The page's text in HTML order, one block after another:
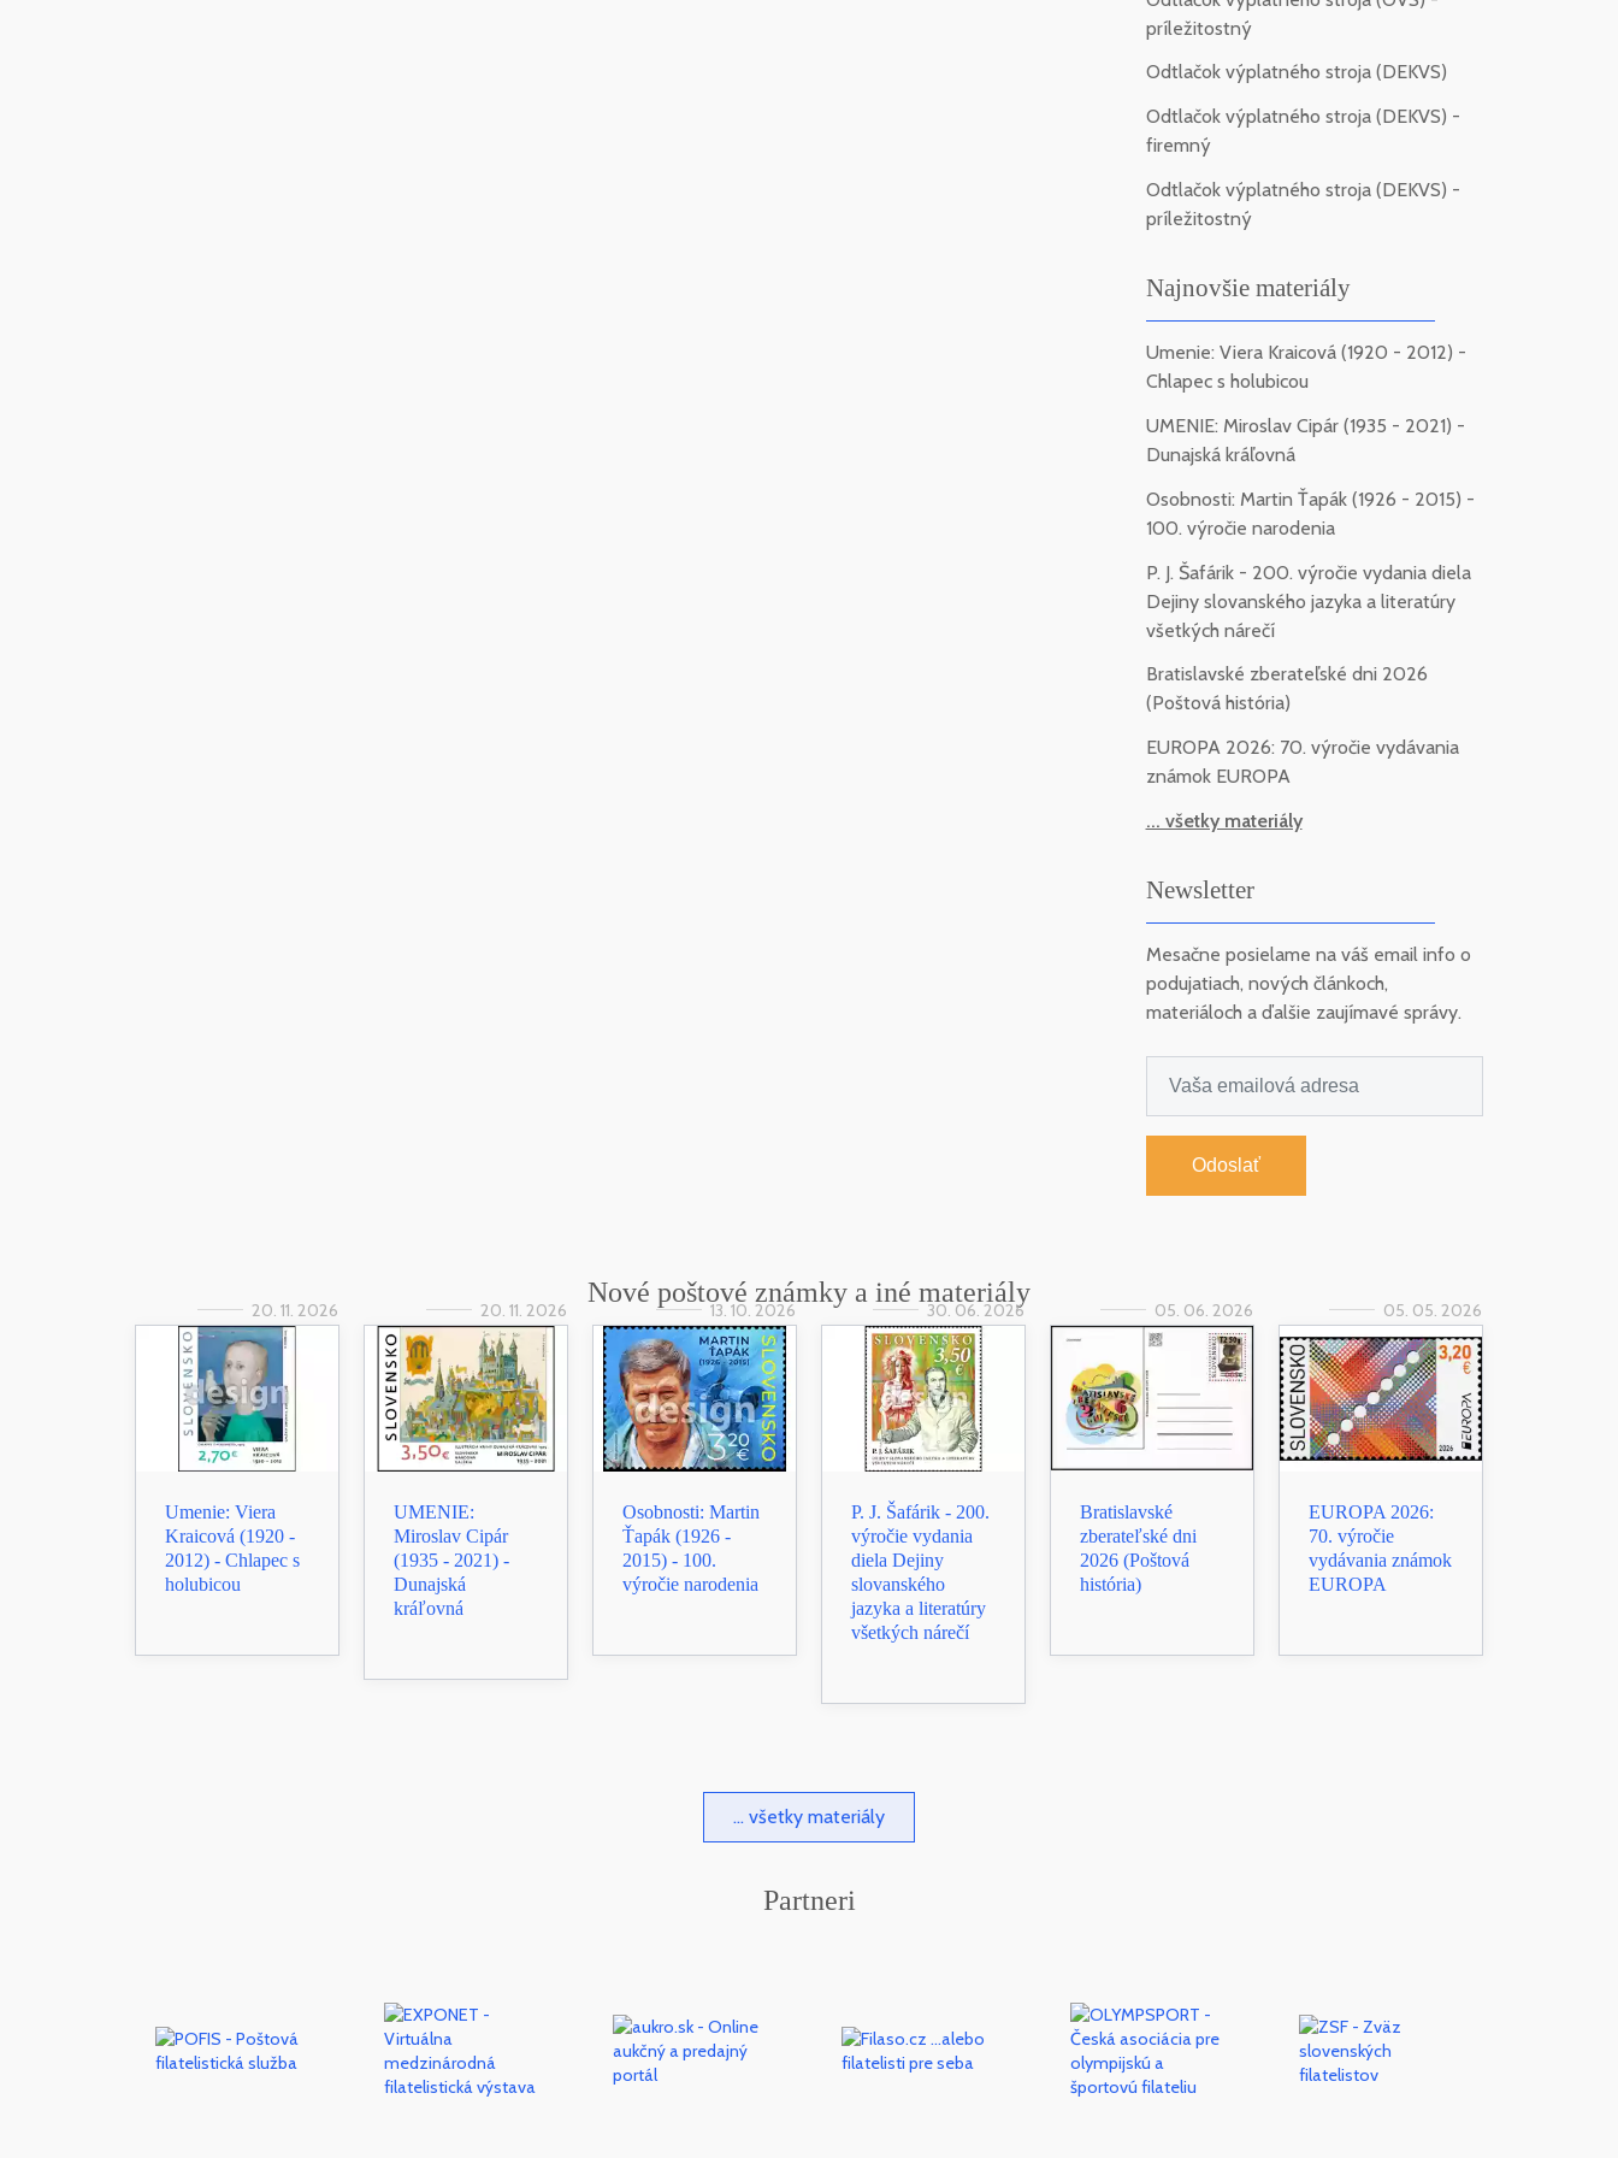
príležitostný
Odtlačok výplatného stroja (DEKVS)
Odtlačok výplatného stroja (DEKVS) -
firemný
Odtlačok výplatného stroja (DEKVS) -
príležitostný
Najnovšie materiály
Umenie: Viera Kraicová (1920 - 2012) -
Chlapec s holubicou
UMENIE: Miroslav Cipár (1935 - 2021) -
Dunajská kráľovná
Osobnosti: Martin Ťapák (1926 - 2015) -
100. výročie narodenia
P. J. Šafárik - 200. výročie vydania diela
Dejiny slovanského jazyka a literatúry
všetkých nárečí
Bratislavské zberateľské dni 2026
(Poštová história)
EUROPA 2026: 70. výročie vydávania
známok EUROPA
... všetky materiály
Newsletter
Mesačne posielame na váš email info o
podujatiach, nových článkoch,
materiáloch a ďalšie zaujímavé správy.
Odoslať
Nové poštové známky a iné materiály
20. 11. 2026
Umenie: Viera
Kraicová (1920 -
2012) - Chlapec s
holubicou
20. 11. 2026
UMENIE:
Miroslav Cipár
(1935 - 2021) -
Dunajská
kráľovná
13. 10. 2026
Osobnosti: Martin
Ťapák (1926 -
2015) - 100.
výročie narodenia
30. 06. 2026
P. J. Šafárik - 200.
výročie vydania
diela Dejiny
slovanského
jazyka a literatúry
všetkých nárečí
05. 06. 2026
Bratislavské
zberateľské dni
2026 (Poštová
história)
05. 05. 2026
EUROPA 2026:
70. výročie
vydávania známok
EUROPA
... všetky materiály
Partneri